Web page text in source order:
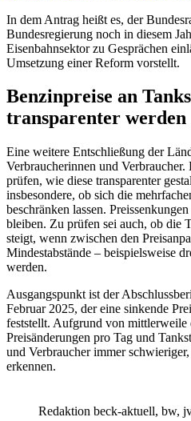
In dem Antrag heißt es, der
Bundesregierung noch in diesem
Eisenbahnsektor zu Gesprächen
Umsetzung einer Reform vorstellt.
Benzinpreise an
transparenter werden
Eine weitere Entschließung der
Verbraucherinnen und
prüfen, wie diese transparenter
insbesondere, ob sich die
beschränken lassen.
bleiben. Zu prüfen sei auch, ob die
steigt, wenn zwischen den
Mindestabstände – beispielsweise
werden.
Ausgangspunkt ist der
Februar 2025, der eine sinkende
feststellt. Aufgrund von mittlerweile
Preisänderungen pro Tag und
und Verbraucher immer
erkennen.
Redaktion beck-aktuell, bw,